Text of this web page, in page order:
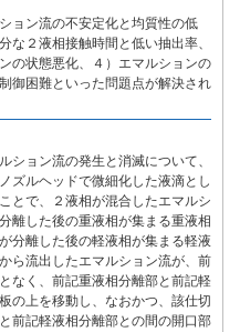
ョン流の不安定化と均質性の低
な２液相接触時間と低い抽出率、
の状態悪化、４）エマルションの
御困難といった問題点が解決され
ション流の発生と消滅について、
ズルヘッドで微細化した液滴とし
とで、２液相が混合したエマルシ
離した後の重液相が集まる重液相
分離した後の軽液相が集まる軽液
ら流出したエマルション流が、前
なく、前記重液相分離部と前記軽
の上を移動し、なおかつ、該仕切
前記軽液相分離部との間の開口部